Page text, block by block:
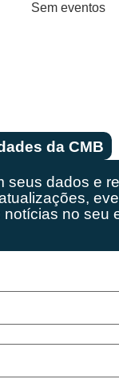
Sem eventos
da CMB
seus dados e
notícias no seu